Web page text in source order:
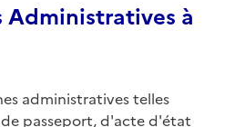
Administratives à
administratives telles
passeport, d'acte d'état